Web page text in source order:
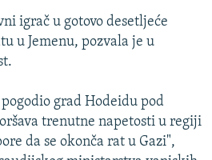
igrač u gotovo desetljeće
u Jemenu, pozvala je u
grad Hodeidu pod
trenutne napetosti u regiji
da se okonča rat u Gazi",